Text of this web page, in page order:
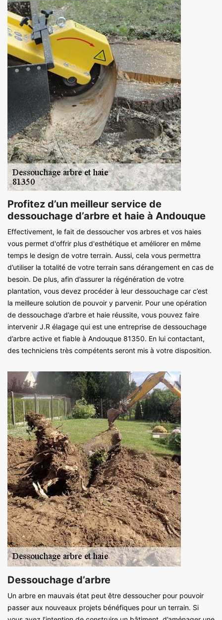
Profitez d’un meilleur service de
dessouchage d’arbre et haie à Andouque
Effectivement, le fait de dessoucher vos arbres et vos haies
vous permet d'offrir plus d'esthétique et améliorer en même
temps le design de votre terrain. Aussi, cela vous permettra
d’utiliser la totalité de votre terrain sans dérangement en cas de
besoin. De plus, afin d’assurer la régénération de votre
plantation, vous devez procéder à leur dessouchage car c’est
la meilleure solution de pouvoir y parvenir. Pour une opération
de dessouchage d’arbre et haie réussite, vous pouvez faire
intervenir J.R élagage qui est une entreprise de dessouchage
d’arbre active et fiable à Andouque 81350. En lui contactant,
des techniciens très compétents seront mis à votre disposition.
Dessouchage d’arbre
Un arbre en mauvais état peut être dessoucher pour pouvoir
passer aux nouveaux projets bénéfiques pour un terrain. Si